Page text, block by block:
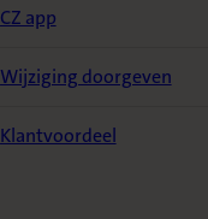
CZ app
Wijziging doorgeven
Klantvoordeel